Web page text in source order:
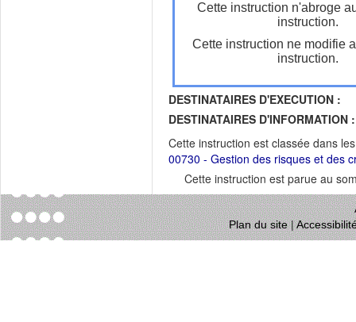
Cette instruction n'abroge
instruction.
Cette instruction ne modifie
instruction.
DESTINATAIRES D'EXECUTION :
DESTINATAIRES D'INFORMATION :
Cette instruction est classée dans
00730 - Gestion des risques et des
Cette instruction est parue au
Plan du site|